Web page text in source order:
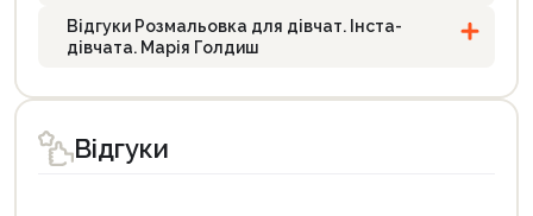
Відгуки Розмальовка для дівчат. Інста-
дівчата. Марія Голдиш
Відгуки